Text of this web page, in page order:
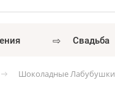
⇨ свадьба
Шоколадные Лабубушки